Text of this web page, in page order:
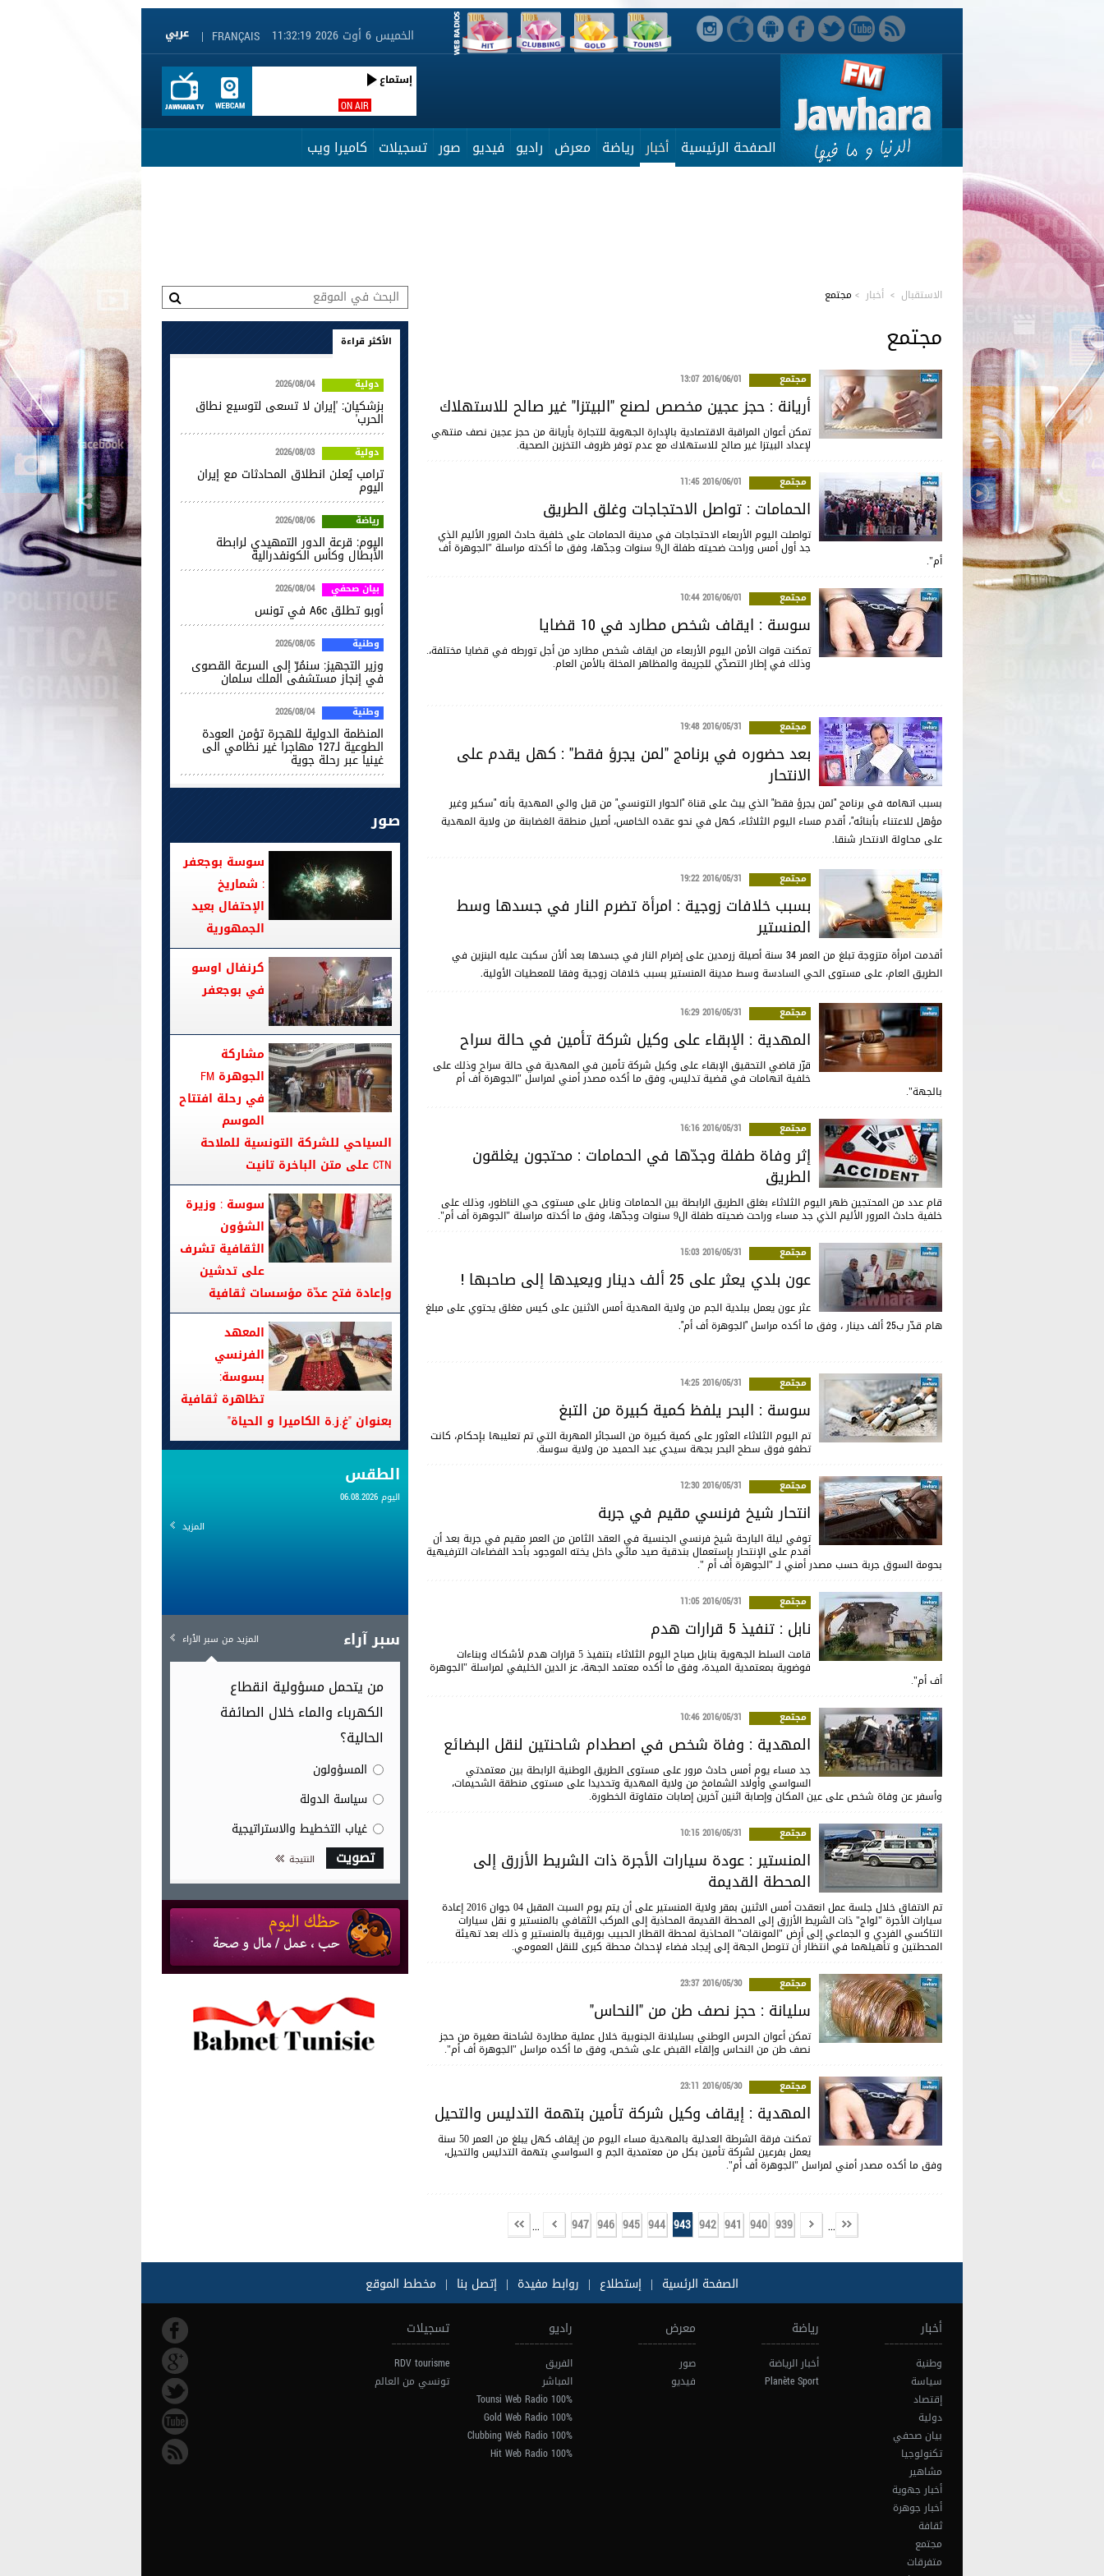
FRANÇAIS
| الخميس 6 أوت 2026 11:32:20
ON AIR
إستماع
الصفحة الرئيسية أخبار رياضة معرض راديو فيديو صور تسجيلات كاميرا ويب
الاستقبال > أخبار > مجتمع
مجتمع
مجتمع 2016/06/01 13:07
أريانة : حجز عجين مخصص لصنع "البيتزا" غير صالح للاستهلاك
تمكن أعوان المراقبة الاقتصادية بالإدارة الجهوية للتجارة ‏بأريانة‬ من حجز عجين نصف منتهي
لإعداد البيتزا غير صالح للاستهلاك مع عدم توفر ظروف التخزين الصحية.
مجتمع 2016/06/01 11:45
الحمامات : تواصل الاحتجاجات وغلق الطريق
تواصلت اليوم الأربعاء الاحتجاجات في مدينة الحمامات على خلفية حادث المرور الأليم الذي
جد أول أمس وراحت ضحيته طفلة ال9 سنوات وجدّها، وفق ما أكدته مراسلة "الجوهرة أف
أم".
مجتمع 2016/06/01 10:44
سوسة : ايقاف شخص مطارد في 10 قضايا
تمكنت قوات الأمن اليوم الأربعاء من ايقاف شخص مطارد من أجل تورطه في قضايا مختلفة،.
وذلك في إطار التصدّي للجريمة والمظاهر المخلة بالأمن العام.
مجتمع 2016/05/31 19:48
بعد حضوره في برنامج "لمن يجرؤ فقط" : كهل يقدم على
الانتحار
بسبب اتهامه في برنامج "لمن يجرؤ فقط" الذي يبث على قناة "الحوار التونسي" من قبل والي المهدية بأنه "سكير وغير
مؤهل للاعتناء بأبنائه"، أقدم مساء اليوم الثلاثاء، كهل في نحو عقده الخامس، أصيل منطقة الغضابنة من ولاية المهدية
على محاولة الانتحار شنقا.
مجتمع 2016/05/31 19:22
بسبب خلافات زوجية : امرأة تضرم النار في جسدها وسط
المنستير
أقدمت امرأة متزوجة تبلغ من العمر 34 سنة أصيلة زرمدين على إضرام النار في جسدها بعد ألأن سكبت عليه البنزين في
الطريق العام، على مستوى الحي السادسة وسط مدينة المنستير بسبب خلافات زوجية وفقا للمعطيات الأولية.
مجتمع 2016/05/31 16:29
المهدية : الإبقاء على وكيل شركة تأمين في حالة سراح
قرّر قاضي التحقيق الإبقاء على وكيل شركة تأمين في المهدية في حالة سراح وذلك على
خلفية اتهامات في قضية تدليس، وفق ما أكده مصدر أمني لمراسل "الجوهرة أف أم
بالجهة".
مجتمع 2016/05/31 16:16
إثر وفاة طفلة وجدّها في الحمامات : محتجون يغلقون
الطريق
قام عدد من المحتجين ظهر اليوم الثلاثاء بغلق الطريق الرابطة بين الحمامات ونابل على مستوى حي الناظور، وذلك على
خلفية حادث المرور الأليم الذي جد مساء وراحت ضحيته طفلة ال9 سنوات وجدّها، وفق ما أكدته مراسلة "الجوهرة أف أم".
مجتمع 2016/05/31 15:03
عون بلدي يعثر على 25 ألف دينار ويعيدها إلى صاحبها !
عثر عون يعمل ببلدية الجم من ولاية المهدية أمس الاثنين على كيس مغلق يحتوي على مبلغ
هام قدّر ب25 ألف دينار ، وفق ما أكده مراسل "الجوهرة أف أم".
مجتمع 2016/05/31 14:25
سوسة : البحر يلفظ كمية كبيرة من التبغ
تم اليوم الثلاثاء العثور على كمية كبيرة من السجائر المهربة التي تم تعليبها بإحكام، كانت
تطفو فوق سطح البحر بجهة سيدي عبد الحميد من ولاية سوسة.
مجتمع 2016/05/31 12:30
انتحار شيخ فرنسي مقيم في جربة
توفي ليلة البارحة شيخ فرنسي الجنسية في العقد الثامن من العمر مقيم في جربة بعد أن
أقدم على الإنتحار بإستعمال بندقية صيد مائي داخل يخته الموجود بأحد الفضاءات الترفيهية
بحومة السوق جربة حسب مصدر أمني لـ "الجوهرة أف أم ".
مجتمع 2016/05/31 11:05
نابل : تنفيذ 5 قرارات هدم
قامت السلط الجهوية بنابل صباح اليوم الثلاثاء بتنفيذ 5 قرارات هدم لأشكاك وبناءات
فوضوية بمعتمدية الميدة، وفق ما أكده معتمد الجهة، عز الدين الخليفي لمراسلة "الجوهرة
أف أم".
مجتمع 2016/05/31 10:46
المهدية : وفاة شخص في اصطدام شاحنتين لنقل البضائع
جد مساء يوم أمس حادث مرور على مستوى الطريق الوطنية الرابطة بين معتمدتي
السواسي وأولاد الشمامخ من ولاية المهدية وتحديدا على مستوى منطقة الشحيمات،
وأسفر عن وفاة شخص على عين المكان وإصابة اثنين آخرين إصابات متفاوتة الخطورة.
مجتمع 2016/05/31 10:15
المنستير : عودة سيارات الأجرة ذات الشريط الأزرق إلى
المحطة القديمة
تم الاتفاق خلال جلسة عمل انعقدت أمس الاثنين بمقر ولاية المنستير على أن يتم يوم السبت المقبل 04 جوان 2016 إعادة
سيارات الأجرة "لواج" ذات الشريط الأزرق إلى المحطة القديمة المحاذية إلى المركب الثقافي بالمنستير و نقل سيارات
التاكسي الفردي و الجماعي إلى أرض "المونقات" المحاذية لمحطة القطار الحبيب بورقيبة بالمنستير و ذلك بعد تهيئة
المحطتين و تأهيلهما في انتظار أن تتوصل الجهة إلى إيجاد فضاء لإحداث محطة كبرى للنقل العمومي.
مجتمع 2016/05/30 23:37
سليانة : حجز نصف طن من "النحاس"
تمكن أعوان الحرس الوطني بسليلانة الجنوبية خلال عملية مطاردة لشاحنة صغيرة من حجز
نصف طن من النحاس وإلقاء القبض على شخص، وفق ما أكده مراسل "الجوهرة أف أم".
مجتمع 2016/05/30 23:11
المهدية : إيقاف وكيل شركة تأمين بتهمة التدليس والتحيل
تمكنت فرقة الشرطة العدلية بالمهدية مساء اليوم من إيقاف كهل يبلغ من العمر 50 سنة
يعمل بفرعين لشركة تأمين بكل من معتمدية الجم و السواسي بتهمة التدليس والتحيل،
وفق ما أكده مصدر أمني لمراسل "الجوهرة أف أم".
...
939
940
941
942
943
944
945
946
947
...
الأكثر قراءة
دولية 2026/08/04
بزشكيان: 'إيران لا تسعى لتوسيع نطاق
الحرب'
دولية 2026/08/03
ترامب يُعلن انطلاق المحادثات مع إيران
اليوم
رياضة 2026/08/06
اليوم: قرعة الدور التمهيدي لرابطة
الأبطال وكأس الكونفدرالية
بيان صحفي 2026/08/04
أوبو تطلق A6c في تونس
وطنية 2026/08/05
وزير التجهيز: سنمُرّ إلى السرعة القصوى
في إنجاز مستشفى الملك سلمان
وطنية 2026/08/04
المنظمة الدولية للهجرة تؤمن العودة
الطوعية لـ127 مهاجرا غير نظامي الى
غينيا عبر رحلة جوية
صور
سوسة بوجعفر
: شماريخ
الإحتفال بعيد
الجمهورية
كرنفال اوسو
في بوجعفر
مشاركة
الجوهرة FM
في رحلة افتتاح
الموسم
السياحي للشركة التونسية للملاحة
CTN على متن الباخرة تانيت
سوسة : وزيرة
الشؤون
الثقافية تشرف
على تدشين
وإعادة فتح عدّة مؤسسات ثقافية
المعهد
الفرنسي
بسوسة:
تظاهرة ثقافية
بعنوان "غ.ز.ة الكاميرا و الحياة"
الطقس
اليوم 06.08.2026
المزيد
المزيد من سبر الٱراء سبر آراء
من يتحمل مسؤولية انقطاع
الكهرباء والماء خلال الصائفة
الحالية؟
المسؤولون
سياسة الدولة
غياب التخطيط والاستراتيجية
تصويت النتيجة
الصفحة الرئسية | إستطلاع | روابط مفيدة | إتصل بنا | مخطط الموقع
أخبار
وطنية
سياسة
إقتصاد
دولية
بيان صحفي
تكنولوجيا
مشاهير
أخبار جهوية
أخبار جوهرة
ثقافة
مجتمع
متفرقات
رياضة
أخبار الرياضة
Planète Sport
معرض
صور
فيديو
راديو
الفريق
المباشر
100% Tounsi Web Radio
100% Gold Web Radio
100% Clubbing Web Radio
100% Hit Web Radio
تسجيلات
RDV tourisme
تونسي من العالم